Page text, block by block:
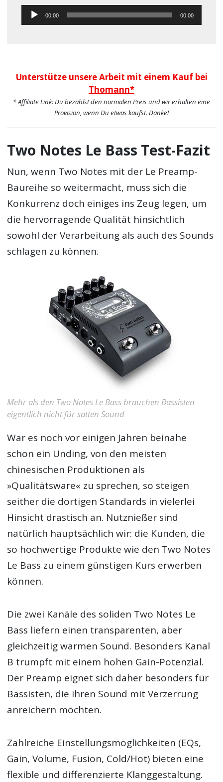
Audio-00:00 00:00
Unterstütze unsere Arbeit mit einem Kauf bei
Thomann*
* Affiliate Link: Du bezahlst den normalen Preis und wir erhalten eine
Provision, wenn Du etwas kaufst. Danke!
Two Notes Le Bass Test-Fazit
Nun, wenn Two Notes mit der Le Preamp-
Baureihe so weitermacht, muss sich die
Konkurrenz doch einiges ins Zeug legen, um
die hervorragende Qualität hinsichtlich
sowohl der Verarbeitung als auch des Sounds
schlagen zu können.
Mehr als den Two Notes Le Bass brauchen Bassisten
eigentlich nicht für satten Sound
War es noch vor einigen Jahren beinahe
schon ein Unding, von den meisten
chinesischen Produktionen als
»Qualitätsware« zu sprechen, so steigen
seither die dortigen Standards in vielerlei
Hinsicht drastisch an. Nutznießer sind
natürlich hauptsächlich wir: die Kunden, die
so hochwertige Produkte wie den Two Notes
Le Bass zu einem günstigen Kurs erwerben
können.
Die zwei Kanäle des soliden Two Notes Le
Bass liefern einen transparenten, aber
gleichzeitig warmen Sound. Besonders Kanal
B trumpft mit einem hohen Gain-Potenzial.
Der Preamp eignet sich daher besonders für
Bassisten, die ihren Sound mit Verzerrung
anreichern möchten.
Zahlreiche Einstellungsmöglichkeiten (EQs,
Gain, Volume, Fusion, Cold/Hot) bieten eine
flexible und differenzierte Klanggestaltung.